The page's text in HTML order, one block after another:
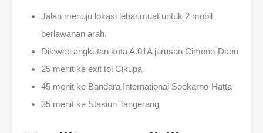
Jalan menuju lokasi lebar,muat untuk 2 mobil
berlawanan arah.
Dilewati angkutan kota A.01A jurusan Cimone-Daon
25 menit ke exit tol Cikupa
45 menit ke Bandara International Soekarno-Hatta
35 menit ke Stasiun Tangerang